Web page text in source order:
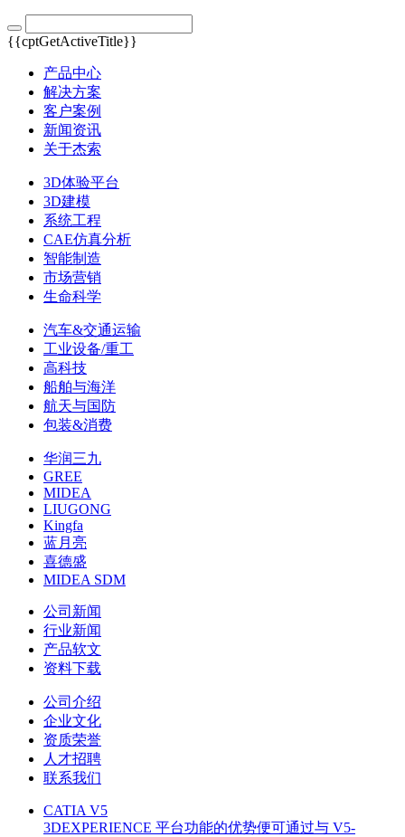
{{cptGetActiveTitle}}
产品中心
解决方案
客户案例
新闻资讯
关于杰索
3D体验平台
3D建模
系统工程
CAE仿真分析
智能制造
市场营销
生命科学
汽车&交通运输
工业设备/重工
高科技
船舶与海洋
航天与国防
包装&消费
华润三九
GREE
MIDEA
LIUGONG
Kingfa
蓝月亮
喜德盛
MIDEA SDM
公司新闻
行业新闻
产品软文
资料下载
公司介绍
企业文化
资质荣誉
人才招聘
联系我们
CATIA V5
3DEXPERIENCE 平台功能的优势便可通过与 V5-